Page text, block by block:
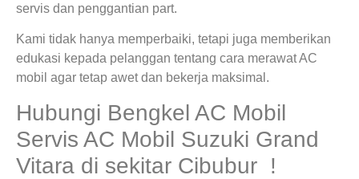
servis dan penggantian part.
Kami tidak hanya memperbaiki, tetapi juga memberikan
edukasi kepada pelanggan tentang cara merawat AC
mobil agar tetap awet dan bekerja maksimal.
Hubungi Bengkel AC Mobil
Servis AC Mobil Suzuki Grand
Vitara di sekitar Cibubur !